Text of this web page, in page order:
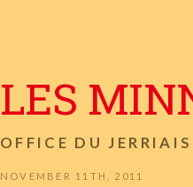
LES
OFFICE DU JERRIAIS
NOVEMBER 11TH, 2011